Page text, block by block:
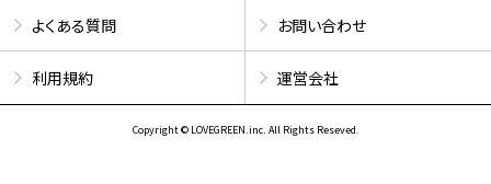
よくある質問
お問い合わせ
利用規約 運営会社
Copyright © LOVEGREEN.inc. All Rights Reseved.